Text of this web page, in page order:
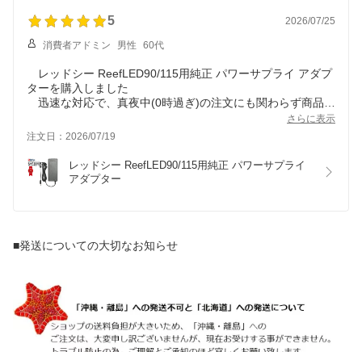
5 2026/07/25
消費者アドミン 男性 60代
レッドシー ReefLED90/115用純正 パワーサプライ アダプ
ターを購入しました
迅速な対応で、真夜中(0時過ぎ)の注文にも関わらず商品は
梱包も丁寧でした
さらに表示
注文日：2026/07/19
レッドシー ReefLED90/115用純正 パワーサプライ
アダプター
■発送についての大切なお知らせ